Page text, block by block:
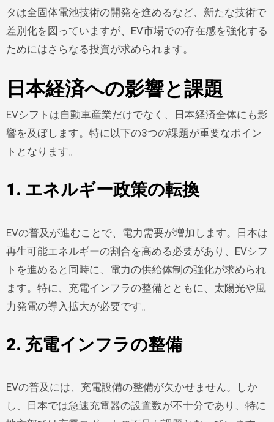
タは全固体電池技術の開発を進めるなど、新たな技術で
差別化を図っていますが、EV市場での存在感を強化する
ためにはさらなる投資が求められます。
日本経済への影響と課題
EVシフトは自動車産業だけでなく、日本経済全体にも影
響を及ぼします。特に以下の3つの課題が重要なポイン
トとなります。
1. エネルギー政策の転換
EVの普及が進むことで、電力需要が増加します。日本は
再生可能エネルギーの割合を高める必要があり、EVシフ
トを進めると同時に、電力の供給体制の強化が求められ
ます。特に、充電インフラの整備とともに、太陽光や風
力発電の導入拡大が必要です。
2. 充電インフラの整備
EVの普及には、充電設備の整備が欠かせません。しか
し、日本では急速充電器の設置数が不十分であり、特に